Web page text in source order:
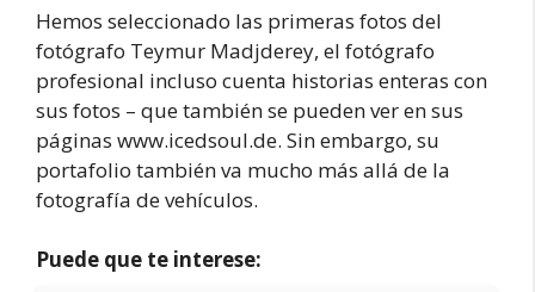
Hemos seleccionado las primeras fotos del
fotógrafo Teymur Madjderey, el fotógrafo
profesional incluso cuenta historias enteras con
sus fotos – que también se pueden ver en sus
páginas www.icedsoul.de. Sin embargo, su
portafolio también va mucho más allá de la
fotografía de vehículos.
Puede que te interese: